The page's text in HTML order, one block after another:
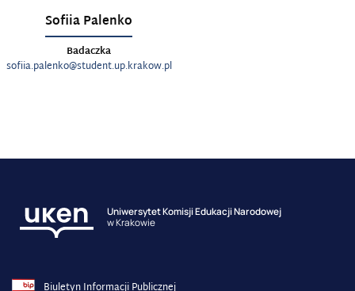
Sofiia Palenko
Badaczka
sofiia.palenko@student.up.krakow.pl
Uniwersytet Komisji Edukacji Narodowej
w Krakowie